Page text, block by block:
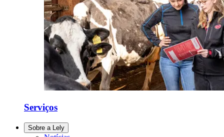
Serviços
Sobre a Lely